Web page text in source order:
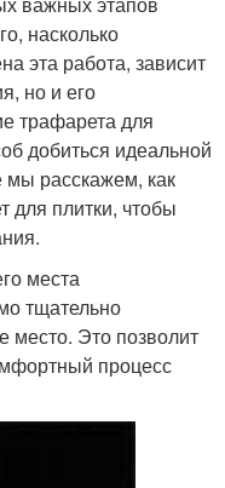
насколько
эта работа, зависит
но и его
трафарета для
добиться идеальной
мы расскажем, как
для плитки, чтобы
места
тщательно
место. Это позволит
процесс